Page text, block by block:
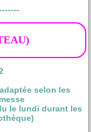
selon les
le lundi durant les